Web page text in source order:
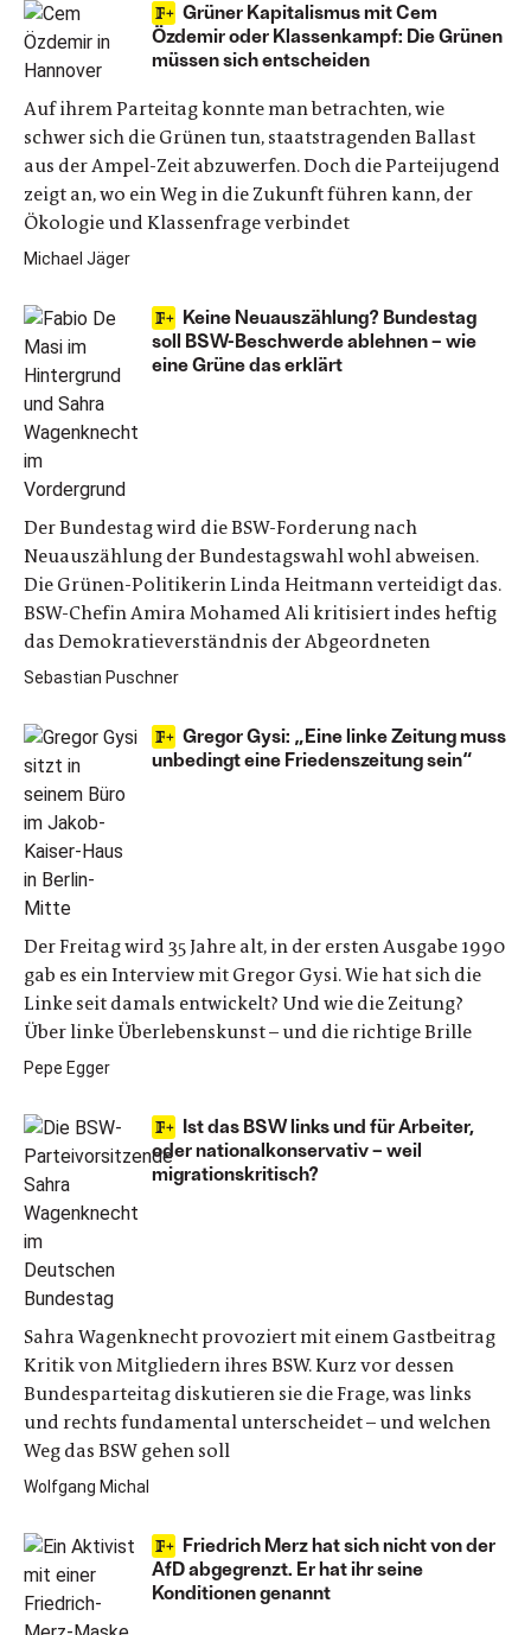
Grüner Kapitalismus mit Cem
Özdemir oder Klassenkampf: Die Grünen
müssen sich entscheiden
Auf ihrem Parteitag konnte man betrachten, wie
schwer sich die Grünen tun, staatstragenden Ballast
aus der Ampel-Zeit abzuwerfen. Doch die Parteijugend
zeigt an, wo ein Weg in die Zukunft führen kann, der
Ökologie und Klassenfrage verbindet
Michael Jäger
Keine Neuauszählung? Bundestag
soll BSW-Beschwerde ablehnen – wie
eine Grüne das erklärt
Der Bundestag wird die BSW-Forderung nach
Neuauszählung der Bundestagswahl wohl abweisen.
Die Grünen-Politikerin Linda Heitmann verteidigt das.
BSW-Chefin Amira Mohamed Ali kritisiert indes heftig
das Demokratieverständnis der Abgeordneten
Sebastian Puschner
Gregor Gysi: „Eine linke Zeitung muss
unbedingt eine Friedenszeitung sein“
Der Freitag wird 35 Jahre alt, in der ersten Ausgabe 1990
gab es ein Interview mit Gregor Gysi. Wie hat sich die
Linke seit damals entwickelt? Und wie die Zeitung?
Über linke Überlebenskunst – und die richtige Brille
Pepe Egger
Ist das BSW links und für Arbeiter,
oder nationalkonservativ – weil
migrationskritisch?
Sahra Wagenknecht provoziert mit einem Gastbeitrag
Kritik von Mitgliedern ihres BSW. Kurz vor dessen
Bundesparteitag diskutieren sie die Frage, was links
und rechts fundamental unterscheidet – und welchen
Weg das BSW gehen soll
Wolfgang Michal
Friedrich Merz hat sich nicht von der
AfD abgegrenzt. Er hat ihr seine
Konditionen genannt